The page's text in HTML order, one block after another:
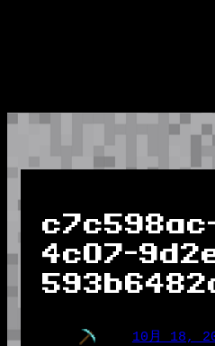
4c07-
10月 18,